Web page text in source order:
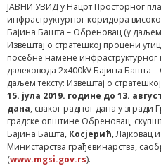
ЈАВНИ УВИД у Нацрт Просторног
инфраструктурног коридора
Бајина Башта – Обреновац (у
Извештај о стратешкој процени
посебне намене
далековода 2х400kV Бајина Башта
даљем тексту: Извештај о
15. јула 2019. године до 13.
дана, сваког радног дана у згради
градске општине Обреновац,
Бајина Башта, Косјерић, Лајковац
Министарства грађевинарства,
(www.mgsi.gov.rs).